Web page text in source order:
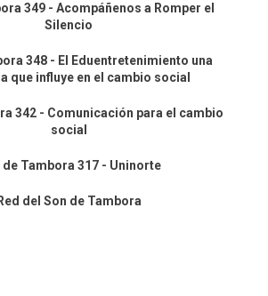
349 - Acompáñenos a Romper el
Silencio
348 - El Eduentretenimiento una
que influye en el cambio social
342 - Comunicación para el cambio
social
de Tambora 317 - Uninorte
Red del Son de Tambora